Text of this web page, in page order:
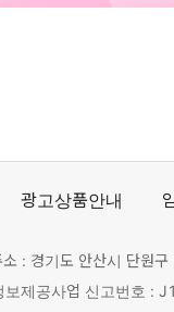
광고상품안내
소 : 경기도 안산시 단원
보제공사업 신고번호 :